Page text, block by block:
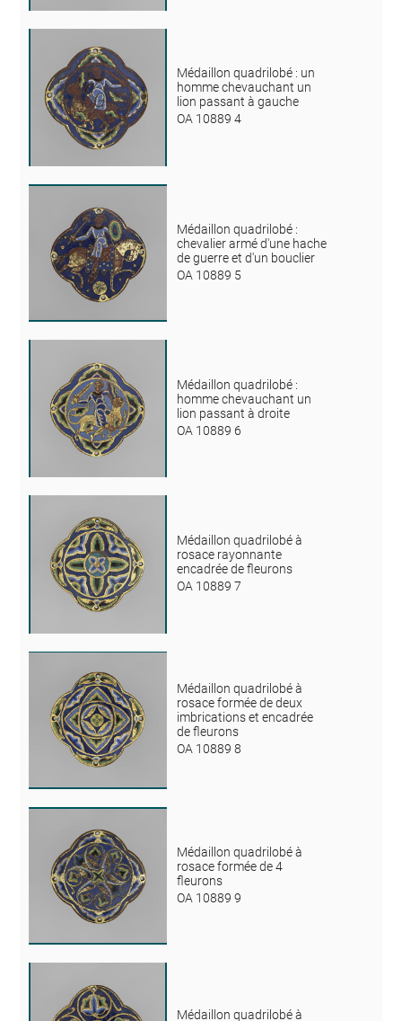
Médaillon quadrilobé : un
homme chevauchant un
lion passant à gauche
OA 10889 4
Médaillon quadrilobé :
chevalier armé d'une hache
de guerre et d'un bouclier
OA 10889 5
Médaillon quadrilobé :
homme chevauchant un
lion passant à droite
OA 10889 6
Médaillon quadrilobé à
rosace rayonnante
encadrée de fleurons
OA 10889 7
Médaillon quadrilobé à
rosace formée de deux
imbrications et encadrée
de fleurons
OA 10889 8
Médaillon quadrilobé à
rosace formée de 4
fleurons
OA 10889 9
Médaillon quadrilobé à